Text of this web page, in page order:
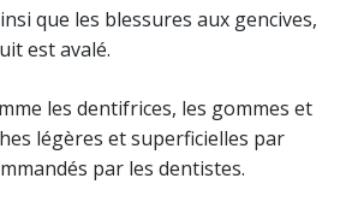
que les blessures aux gencives,
est avalé.
les dentifrices, les gommes et
légères et superficielles par
par les dentistes.